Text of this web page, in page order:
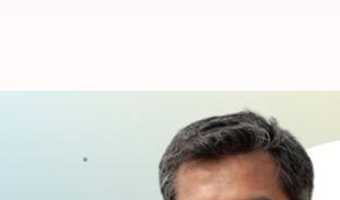
'मेड इन हेवन 2' विवाद
Sep 05, 2023 12:30 pm